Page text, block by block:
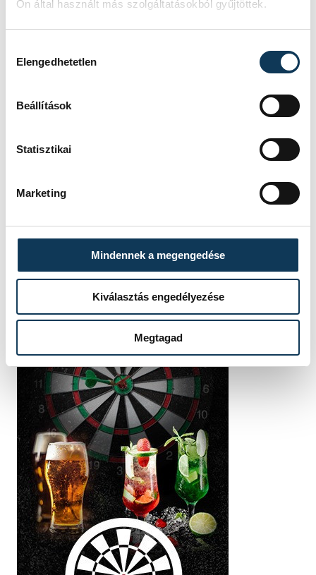
Ön által használt más szolgáltatásokból gyűjtöttek.
Elengedhetetlen
Beállítások
Statisztikai
Marketing
Mindennek a megengedése
Kiválasztás engedélyezése
Megtagad
SZERZŐ